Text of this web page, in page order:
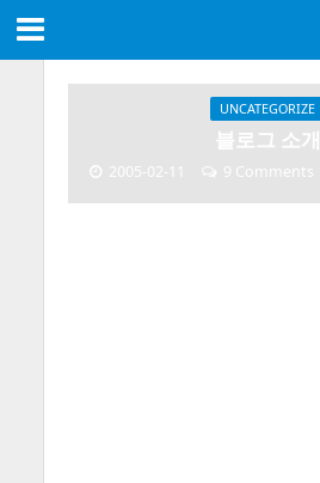
UNCATEGORIZE
블로그 소개
2005-02-11 9 Comments